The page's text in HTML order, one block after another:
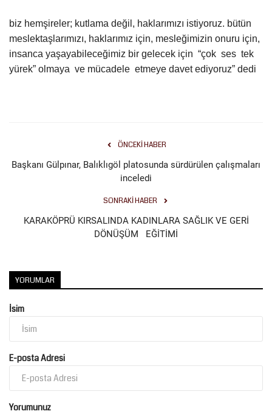
biz hemşireler; kutlama değil, haklarımızı istiyoruz. bütün
meslektaşlarımızı, haklarımız için, mesleğimizin onuru için,
insanca yaşayabileceğimiz bir gelecek için “çok ses tek
yürek” olmaya ve mücadele etmeye davet ediyoruz” dedi
ÖNCEKI HABER
Başkanı Gülpınar, Balıklıgöl platosunda sürdürülen çalışmaları
inceledi
SONRAKI HABER
KARAKÖPRÜ KIRSALINDA KADINLARA SAĞLIK VE GERİ
DÖNÜŞÜM EĞİTİMİ
YORUMLAR
İsim
E-posta Adresi
Yorumunuz